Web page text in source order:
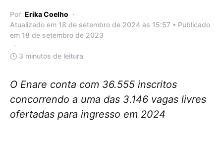
Por Erika Coelho
Atualizado em 18 de setembro de 2024 às 15:57 • Publicado
em 18 de setembro de 2023
3 minutos de leitura
O Enare conta com 36.555 inscritos
concorrendo a uma das 3.146 vagas livres
ofertadas para ingresso em 2024